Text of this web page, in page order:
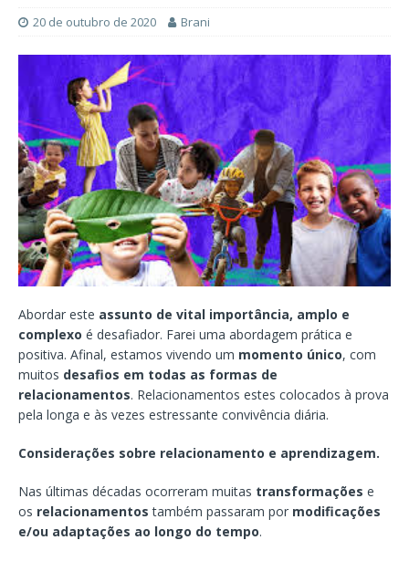
20 de outubro de 2020 Brani
Abordar este assunto de vital importância, amplo e
complexo é desafiador. Farei uma abordagem prática e
positiva. Afinal, estamos vivendo um momento único, com
muitos desafios em todas as formas de
relacionamentos. Relacionamentos estes colocados à prova
pela longa e às vezes estressante convivência diária.
Considerações sobre relacionamento e aprendizagem.
Nas últimas décadas ocorreram muitas transformações e
os relacionamentos também passaram por modificações
e/ou adaptações ao longo do tempo.